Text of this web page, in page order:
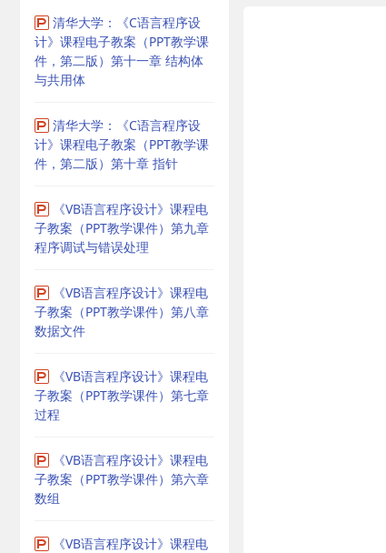
清华大学：《C语言程序设
计》课程电子教案（PPT教学课
件，第二版）第十一章 结构体
与共用体
清华大学：《C语言程序设
计》课程电子教案（PPT教学课
件，第二版）第十章 指针
《VB语言程序设计》课程电
子教案（PPT教学课件）第九章
程序调试与错误处理
《VB语言程序设计》课程电
子教案（PPT教学课件）第八章
数据文件
《VB语言程序设计》课程电
子教案（PPT教学课件）第七章
过程
《VB语言程序设计》课程电
子教案（PPT教学课件）第六章
数组
《VB语言程序设计》课程电